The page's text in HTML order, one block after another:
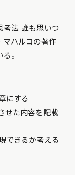
考法 誰も思いつ
マハルコの著作
。
にする
せた内容を記載
できるか考える